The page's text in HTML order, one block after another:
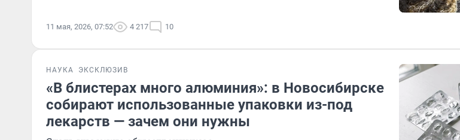
11 мая, 2026, 07:52 4 217 10
НАУКА ЭКСКЛЮЗИВ
«В блистерах много алюминия»: в Новосибирске
собирают использованные упаковки из-под
лекарств — зачем они нужны